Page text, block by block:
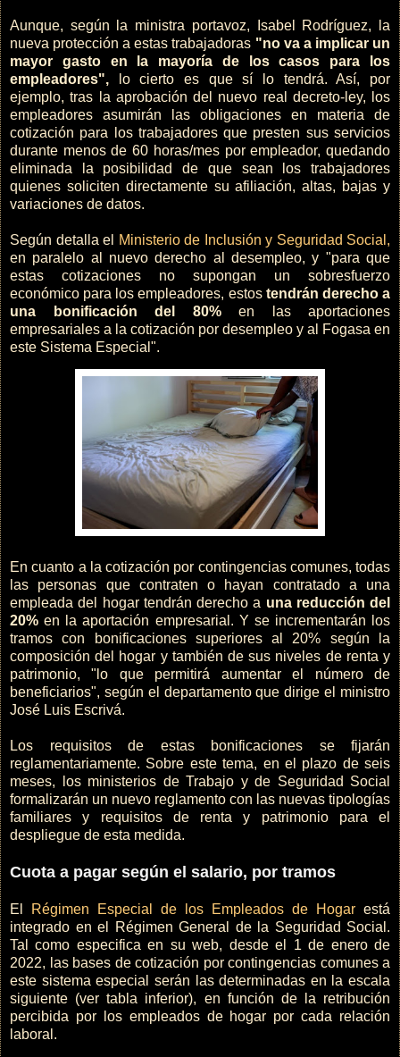
Aunque, según la ministra portavoz, Isabel Rodríguez, la
nueva protección a estas trabajadoras "no va a implicar un
mayor gasto en la mayoría de los casos para los
empleadores", lo cierto es que sí lo tendrá. Así, por
ejemplo, tras la aprobación del nuevo real decreto-ley, los
empleadores asumirán las obligaciones en materia de
cotización para los trabajadores que presten sus servicios
durante menos de 60 horas/mes por empleador, quedando
eliminada la posibilidad de que sean los trabajadores
quienes soliciten directamente su afiliación, altas, bajas y
variaciones de datos.
Según detalla el
Ministerio de Inclusión y Seguridad Social,
en paralelo al nuevo derecho al desempleo, y "para que
estas cotizaciones no supongan un sobresfuerzo
económico para los empleadores, estos tendrán derecho a
una bonificación del 80%en las aportaciones
empresariales a la cotización por desempleo y al Fogasa en
este Sistema Especial".
En cuanto a la cotización por contingencias comunes, todas
las personas que contraten o hayan contratado a una
empleada del hogar tendrán derecho a una reducción del
20% en la aportación empresarial. Y se incrementarán los
tramos con bonificaciones superiores al 20% según la
composición del hogar y también de sus niveles de renta y
patrimonio, "lo que permitirá aumentar el número de
beneficiarios", según el departamento que dirige el ministro
José Luis Escrivá.
Los requisitos de estas bonificaciones se fijarán
reglamentariamente. Sobre este tema, en el plazo de seis
meses, los ministerios de Trabajo y de Seguridad Social
formalizarán un nuevo reglamento con las nuevas tipologías
familiares y requisitos de renta y patrimonio para el
despliegue de esta medida.
Cuota a pagar según el salario, por tramos
El Régimen Especial de los Empleados de Hogar está
integrado en el Régimen General de la Seguridad Social.
Tal como especifica en su web, desde el 1 de enero de
2022, las bases de cotización por contingencias comunes a
este sistema especial serán las determinadas en la escala
siguiente (ver tabla inferior), en función de la retribución
percibida por los empleados de hogar por cada relación
laboral.